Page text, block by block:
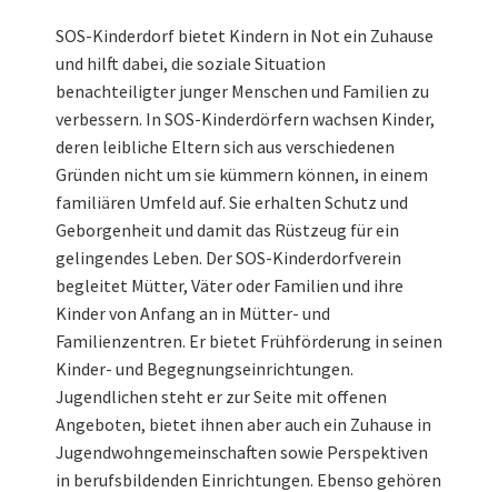
SOS-Kinderdorf bietet Kindern in Not ein Zuhause
und hilft dabei, die soziale Situation
benachteiligter junger Menschen und Familien zu
verbessern. In SOS-Kinderdörfern wachsen Kinder,
deren leibliche Eltern sich aus verschiedenen
Gründen nicht um sie kümmern können, in einem
familiären Umfeld auf. Sie erhalten Schutz und
Geborgenheit und damit das Rüstzeug für ein
gelingendes Leben. Der SOS-Kinderdorfverein
begleitet Mütter, Väter oder Familien und ihre
Kinder von Anfang an in Mütter- und
Familienzentren. Er bietet Frühförderung in seinen
Kinder- und Begegnungseinrichtungen.
Jugendlichen steht er zur Seite mit offenen
Angeboten, bietet ihnen aber auch ein Zuhause in
Jugendwohngemeinschaften sowie Perspektiven
in berufsbildenden Einrichtungen. Ebenso gehören